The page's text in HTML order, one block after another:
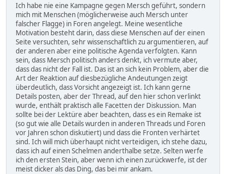
Ich habe nie eine Kampagne gegen Mersch geführt, sondern
mich mit Menschen (möglicherweise auch Mersch unter
falscher Flagge) in Foren angelegt. Meine wesentliche
Motivation besteht darin, dass diese Menschen auf der einen
Seite versuchten, sehr wissenschaftlich zu argumentieren, auf
der anderen aber eine politische Agenda verfolgten. Kann
sein, dass Mersch politisch anders denkt, ich vermute aber,
dass das nicht der Fall ist. Das ist an sich kein Problem, aber die
Art der Reaktion auf diesbezügliche Andeutungen zeigt
überdeutlich, dass Vorsicht angezeigt ist. Ich kann gerne
Details posten, aber der Thread, auf den hier schon verlinkt
wurde, enthält praktisch alle Facetten der Diskussion. Man
sollte bei der Lektüre aber beachten, dass es ein Remake ist
(so gut wie alle Details wurden in anderen Threads und Foren
vor Jahren schon diskutiert) und dass die Fronten verhärtet
sind. Ich will mich überhaupt nicht verteidigen, ich stehe dazu,
dass ich auf einen Schelmen anderthalbe setze. Selten werfe
ich den ersten Stein, aber wenn ich einen zurückwerfe, ist der
meist dicker als das Ding, das bei mir ankam.